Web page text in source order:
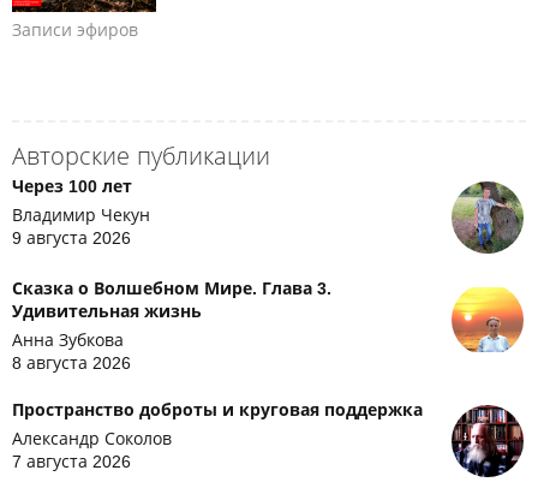
Записи эфиров
Авторские публикации
Через 100 лет
Владимир Чекун
9 августа 2026
Сказка о Волшебном Мире. Глава 3.
Удивительная жизнь
Анна Зубкова
8 августа 2026
Пространство доброты и круговая поддержка
Александр Соколов
7 августа 2026